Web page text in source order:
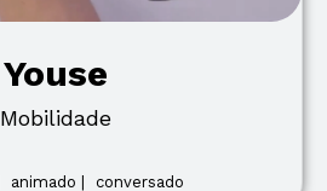
Youse
Mobilidade
animado | conversado